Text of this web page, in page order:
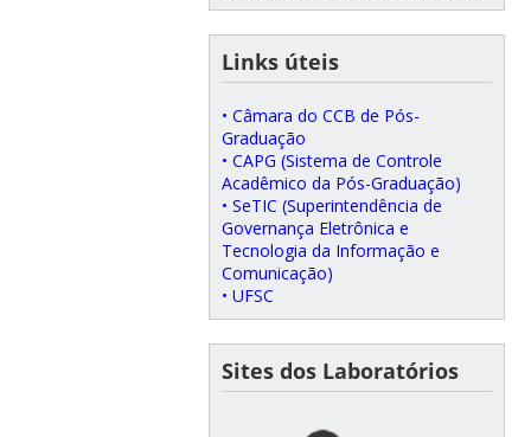
Links úteis
• Câmara do CCB de Pós-
Graduação
• CAPG (Sistema de Controle
Acadêmico da Pós-Graduação)
• SeTIC (Superintendência de
Governança Eletrônica e
Tecnologia da Informação e
Comunicação)
• UFSC
Sites dos Laboratórios